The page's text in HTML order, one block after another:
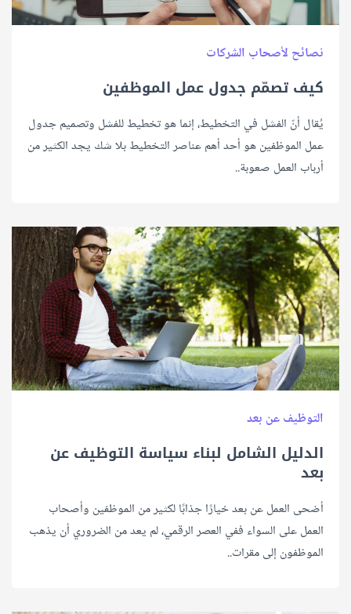
نصائح لأصحاب الشركات
كيف تصمّم جدول عمل الموظفين
يُقال أنّ الفشل في التخطيط، إنما هو تخطيط للفشل وتصميم جدول
عمل الموظفين هو أحد أهم عناصر التخطيط بلا شك يجد الكثير من
أرباب العمل صعوبة..
التوظيف عن بعد
الدليل الشامل لبناء سياسة التوظيف عن
بعد
أضحى العمل عن بعد خيارًا جذابًا لكثير من الموظفين وأصحاب
العمل على السواء ففي العصر الرقمي، لم يعد من الضروري أن يذهب
الموظفون إلى مقرات..